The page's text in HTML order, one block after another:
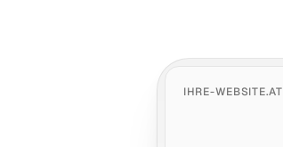
IHRE-WEBSITE.AT